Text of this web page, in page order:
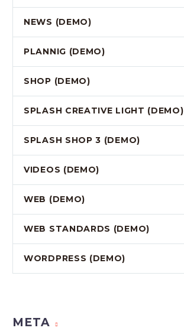
NEWS (DEMO)
PLANNIG (DEMO)
SHOP (DEMO)
SPLASH CREATIVE LIGHT (DEMO)
SPLASH SHOP 3 (DEMO)
VIDEOS (DEMO)
WEB (DEMO)
WEB STANDARDS (DEMO)
WORDPRESS (DEMO)
META